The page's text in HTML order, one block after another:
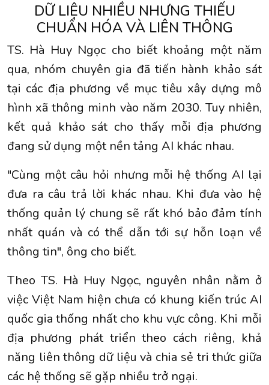
DỮ LIỆU NHIỀU NHƯNG THIẾU
CHUẨN HÓA VÀ LIÊN THÔNG
TS. Hà Huy Ngọc cho biết khoảng một năm
qua, nhóm chuyên gia đã tiến hành khảo sát
tại các địa phương về mục tiêu xây dựng mô
hình xã thông minh vào năm 2030. Tuy nhiên,
kết quả khảo sát cho thấy mỗi địa phương
đang sử dụng một nền tảng AI khác nhau.
"Cùng một câu hỏi nhưng mỗi hệ thống AI lại
đưa ra câu trả lời khác nhau. Khi đưa vào hệ
thống quản lý chung sẽ rất khó bảo đảm tính
nhất quán và có thể dẫn tới sự hỗn loạn về
thông tin", ông cho biết.
Theo TS. Hà Huy Ngọc, nguyên nhân nằm ở
việc Việt Nam hiện chưa có khung kiến trúc AI
quốc gia thống nhất cho khu vực công. Khi mỗi
địa phương phát triển theo cách riêng, khả
năng liên thông dữ liệu và chia sẻ tri thức giữa
các hệ thống sẽ gặp nhiều trở ngại.